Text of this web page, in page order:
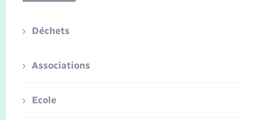
Déchets
Associations
Ecole